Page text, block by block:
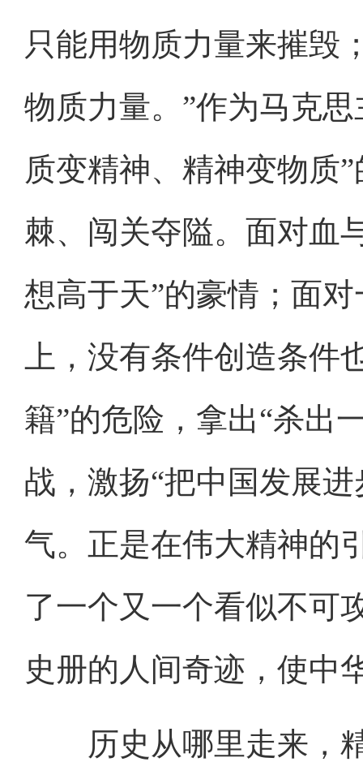
只能用物质力量来摧毁
物质力量。”作为马克
质变精神、精神变物质
棘、闯关夺隘。面对血
想高于天”的豪情；面
上，没有条件创造条件
籍”的危险，拿出“杀出
战，激扬“把中国发展
气。正是在伟大精神的
了一个又一个看似不可
史册的人间奇迹，使中
历史从哪里走来，精